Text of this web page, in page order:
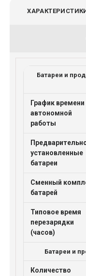
Батареи и
График времени
автономной
работы
установленные
батареи
Сменный
батарей
Типовое время
перезарядки
(часов)
Батареи и
Количество